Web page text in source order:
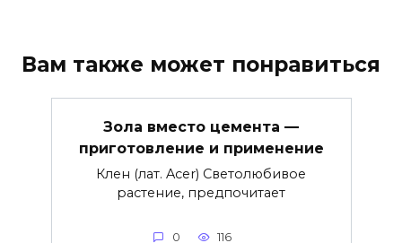
Вам также может понравиться
Зола вместо цемента —
приготовление и применение
Клен (лат. Acer) Светолюбивое
растение, предпочитает
0 116